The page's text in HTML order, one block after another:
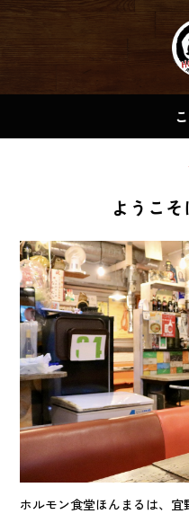
ようこそ
ホルモン食堂ほんまるは、